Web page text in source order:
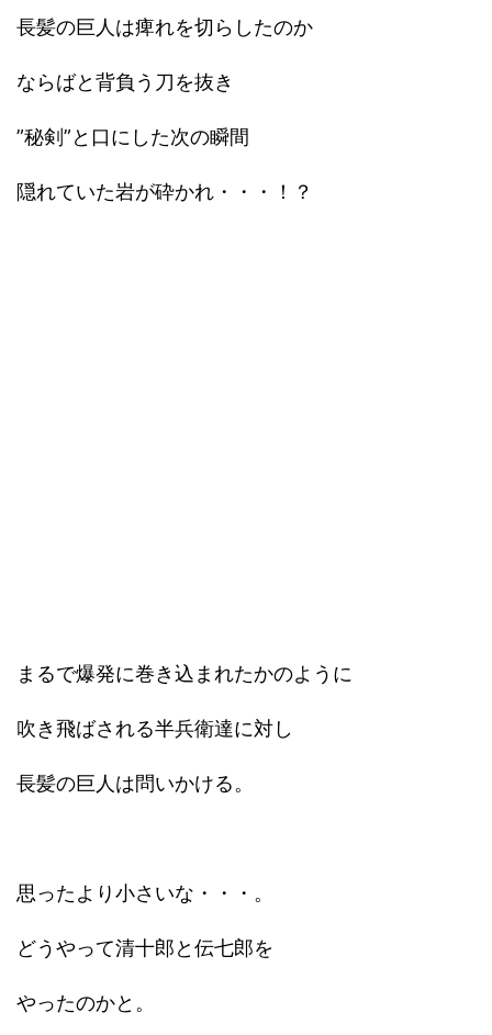
長髪の巨人は痺れを切らしたのか
ならばと背負う刀を抜き
”秘剣”と口にした次の瞬間
隠れていた岩が砕かれ・・・！？
まるで爆発に巻き込まれたかのように
吹き飛ばされる半兵衛達に対し
長髪の巨人は問いかける。
思ったより小さいな・・・。
どうやって清十郎と伝七郎を
やったのかと。